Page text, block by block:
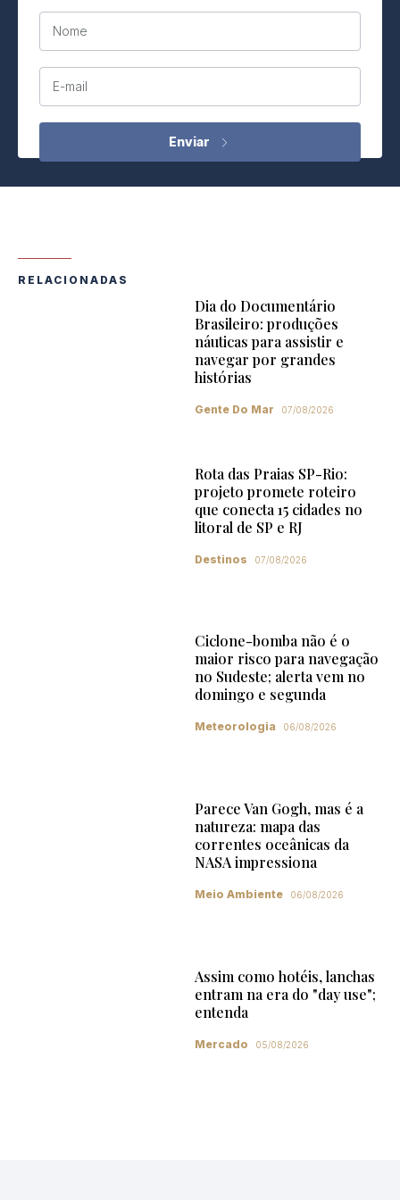
Nome
E-mail
RELACIONADAS
Dia do Documentário
Brasileiro: produções
náuticas para assistir e
navegar por grandes
histórias
Gente Do Mar 07/08/2026
Rota das Praias SP-Rio:
projeto promete roteiro
que conecta 15 cidades no
litoral de SP e RJ
Destinos 07/08/2026
Ciclone-bomba não é o
maior risco para navegação
no Sudeste; alerta vem no
domingo e segunda
Meteorologia 06/08/2026
Parece Van Gogh, mas é a
natureza: mapa das
correntes oceânicas da
NASA impressiona
Meio Ambiente 06/08/2026
Assim como hotéis, lanchas
entram na era do "day use";
entenda
Mercado 05/08/2026